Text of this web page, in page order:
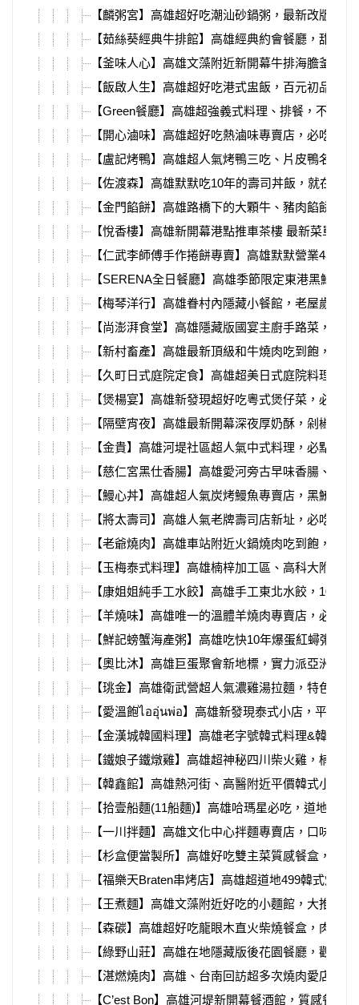
【麟粥宮】高雄超好吃潮汕砂鍋粥，最新改版熱
【茹絲葵經典牛排館】高雄經典約會餐廳，甜點
【釜味人心】高雄文藻附近新開幕牛排海膽釜飯
【飯啟人生】高雄超好吃港式盅飯，百元初品嘗
【Green餐廳】高雄超強義式料理、排餐，不限時
【開心滷味】高雄超好吃熱滷味專賣店，必吃超
【盧記烤鴨】高雄超人氣烤鴨三吃、片皮鴨名店
【佐渡森】高雄默默吃10年的壽司丼飯，就在凹
【金門餡餅】高雄路橋下的大顆牛、豬肉餡餅，
【悅香樓】高雄新開幕港點推車茶樓 最新菜單，
【仁武李師傅手作捲餅專賣】高雄默默營業4年多
【SERENA全日餐廳】高雄季節限定東港黑鮪魚
【梅琴洋行】高雄眷村內隱藏小餐館，老屋歲月
【尚澎湃食堂】高雄隱藏版國宴主廚手路菜，爆
【新村畜產】高雄最新頂級和牛燒肉吃到飽，日
【久町日式庭院定食】高雄超美日式庭院料理，
【煲楊宴】高雄新發現超好吃粵式煲仔菜，必吃
【隔壁宵夜】高雄最新開幕深夜厚奶酥，剁椒拌
【金貴】高雄河堤社區超人氣中式料理，必點功
【慈仁宮黑仕香腸】高雄愛河旁古早味香腸、關
【鰻心丼】高雄超人氣炭烤鰻魚專賣店，黑鮪魚
【將太壽司】高雄人氣老牌壽司店新址，必吃大
【老爺燒肉】高雄車站附近火鍋燒肉吃到飽，超
【玉梅泰式料理】高雄楠梓加工區、高科大附近
【康姐姐純手工水餃】高雄手工東北水餃，10幾
【羊燒味】高雄唯一的溫體羊燒肉專賣店，必吃
【鮮記螃蟹海產粥】高雄吃快10年爆蛋紅蟳粥，
【奧比沐】高雄巨蛋聚會新地標，實力派亞洲新
【珧金】高雄衛武營超人氣濃雞湯拉麵，特色貝
【愛溫飽ไออุ่นพ่อ】高雄新發現泰式小店，平價又
【金漢城韓國料理】高雄老字號韓式料理&韓式燒
【鐵娘子鐵燉雞】高雄超神秘四川柴火雞，楠梓
【韓鑫館】高雄熱河街、高醫附近平價韓式小店
【拾壹船麵(11船麵)】高雄哈瑪星必吃，道地泰國
【一川拌麵】高雄文化中心拌麵專賣店，口味選
【杉盒便當製所】高雄好吃雙主菜質感餐盒，必
【福樂天Braten串烤店】高雄超道地499韓式燒肉
【王煮麵】高雄文藻附近好吃的小麵館，大推肉
【森碳】高雄超好吃龍眼木直火柴燒餐盒，肉量
【綠野山莊】高雄在地隱藏版後花園餐廳，觀音
【湛燃燒肉】高雄、台南回訪超多次燒肉愛店，
【C’est Bon】高雄河堤新開幕餐酒館，質感餐點